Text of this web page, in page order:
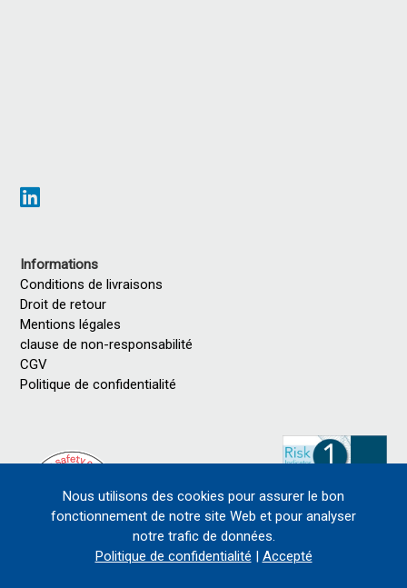
Informations
Conditions de livraisons
Droit de retour
Mentions légales
clause de non-responsabilité
CGV
Politique de confidentialité
Nous utilisons des cookies pour assurer le bon
fonctionnement de notre site Web et pour analyser
notre trafic de données.
Politique de confidentialité | Accepté